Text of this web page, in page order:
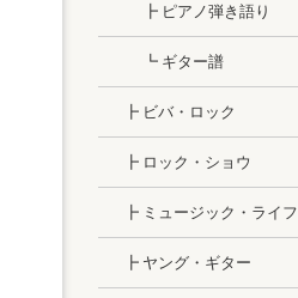
┣ ピアノ弾き語り
┗ ギター譜
┣ ビバ・ロック
┣ ロック・ショウ
┣ ミュージック・ライフ
┣ ヤング・ギター